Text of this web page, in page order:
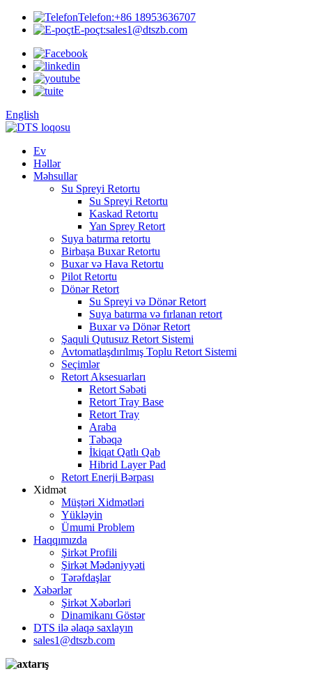
Telefon:+86 18953636707
E-poçt:sales1@dtszb.com
English
Ev
Həllər
Məhsullar
Su Spreyi Retortu
Su Spreyi Retortu
Kaskad Retortu
Yan Sprey Retort
Suya batırma retortu
Birbaşa Buxar Retortu
Buxar və Hava Retortu
Pilot Retortu
Dönər Retort
Su Spreyi və Dönər Retort
Suya batırma və fırlanan retort
Buxar və Dönər Retort
Şaquli Qutusuz Retort Sistemi
Avtomatlaşdırılmış Toplu Retort Sistemi
Seçimlər
Retort Aksesuarları
Retort Səbəti
Retort Tray Base
Retort Tray
Araba
Təbəqə
İkiqat Qatlı Qab
Hibrid Layer Pad
Retort Enerji Bərpası
Xidmət
Müştəri Xidmətləri
Yükləyin
Ümumi Problem
Haqqımızda
Şirkət Profili
Şirkət Mədəniyyəti
Tərəfdaşlar
Xəbərlər
Şirkət Xəbərləri
Dinamikanı Göstər
DTS ilə əlaqə saxlayın
sales1@dtszb.com